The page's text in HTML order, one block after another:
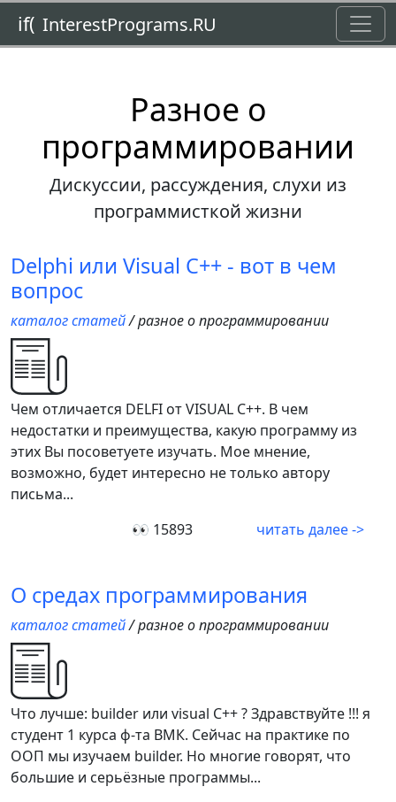
if( InterestPrograms.RU
Разное о
программировании
Дискуссии, рассуждения, слухи из
программисткой жизни
Delphi или Visual C++ - вот в чем
вопрос
каталог статей/ разное о программировании
Чем отличается DELFI от VISUAL C++. В чем
недостатки и преимущества, какую программу из
этих Вы посоветуете изучать. Мое мнение,
возможно, будет интересно не только автору
письма...
👀 15893
читать далее ->
О средах программирования
каталог статей/ разное о программировании
Что лучше: builder или visual C++ ? Здравствуйте !!! я
студент 1 курса ф-та ВМК. Сейчас на практике по
ООП мы изучаем builder. Но многие говорят, что
большие и серьёзные программы...